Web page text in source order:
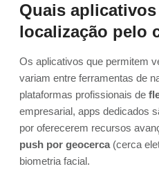
Quais
localização pelo
Os aplicativos que permitem
variam entre ferramentas de
plataformas profissionais de
empresarial, apps dedicados
por oferecerem recursos
push por geocerca(cerca
biometria facial.